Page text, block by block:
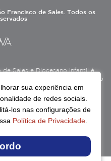
Francisco de Sales. Todos os
Sales e Diocesano Infantil é
(ASAV), instituição de direito
de natureza educativa,
como Entidade
nas áreas de educação e
sua experiência em
de redes sociais.
los nas configurações de
Política de Privacidade.